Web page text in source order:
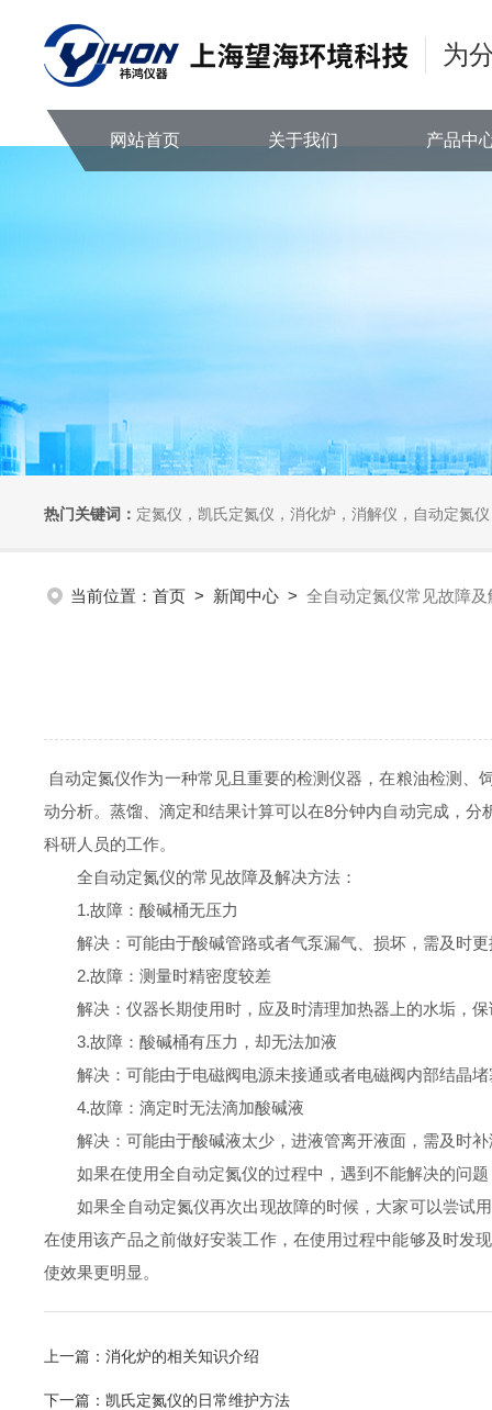
为
网站首页 关于我们 产品中
热门关键词： 定氮仪，凯氏定氮仪，消化炉，消解仪，自动定氮仪，全自
当前位置： 首页 > 新闻中心 > 全自动定氮仪常见故障及
自动定氮仪作为一种常见且重要的检测仪器，在粮油检测
动分析。蒸馏、滴定和结果计算可以在8分钟内自动完成，
科研人员的工作。
全自动定氮仪的常见故障及解决方法：
1.故障：酸碱桶无压力
解决：可能由于酸碱管路或者气泵漏气、损坏，需及时更
2.故障：测量时精密度较差
解决：仪器长期使用时，应及时清理加热器上的水垢，保
3.故障：酸碱桶有压力，却无法加液
解决：可能由于电磁阀电源未接通或者电磁阀内部结晶堵
4.故障：滴定时无法滴加酸碱液
解决：可能由于酸碱液太少，进液管离开液面，需及时补
如果在使用全自动定氮仪的过程中，遇到不能解决的问题
如果全自动定氮仪再次出现故障的时候，大家可以尝试用
在使用该产品之前做好安装工作，在使用过程中能够及时发
使效果更明显。
上一篇： 消化炉的相关知识介绍
下一篇： 凯氏定氮仪的日常维护方法